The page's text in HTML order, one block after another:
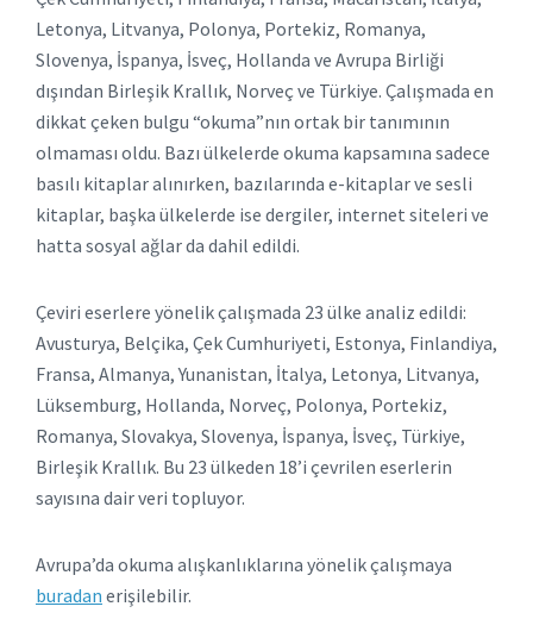
Letonya, Litvanya, Polonya, Portekiz, Romanya,
Slovenya, İspanya, İsveç, Hollanda ve Avrupa Birliği
dışından Birleşik Krallık, Norveç ve Türkiye. Çalışmada en
dikkat çeken bulgu “okuma”nın ortak bir tanımının
olmaması oldu. Bazı ülkelerde okuma kapsamına sadece
basılı kitaplar alınırken, bazılarında e-kitaplar ve sesli
kitaplar, başka ülkelerde ise dergiler, internet siteleri ve
hatta sosyal ağlar da dahil edildi.
Çeviri eserlere yönelik çalışmada 23 ülke analiz edildi:
Avusturya, Belçika, Çek Cumhuriyeti, Estonya, Finlandiya,
Fransa, Almanya, Yunanistan, İtalya, Letonya, Litvanya,
Lüksemburg, Hollanda, Norveç, Polonya, Portekiz,
Romanya, Slovakya, Slovenya, İspanya, İsveç, Türkiye,
Birleşik Krallık. Bu 23 ülkeden 18’i çevrilen eserlerin
sayısına dair veri topluyor.
Avrupa’da okuma alışkanlıklarına yönelik çalışmaya
buradan erişilebilir.